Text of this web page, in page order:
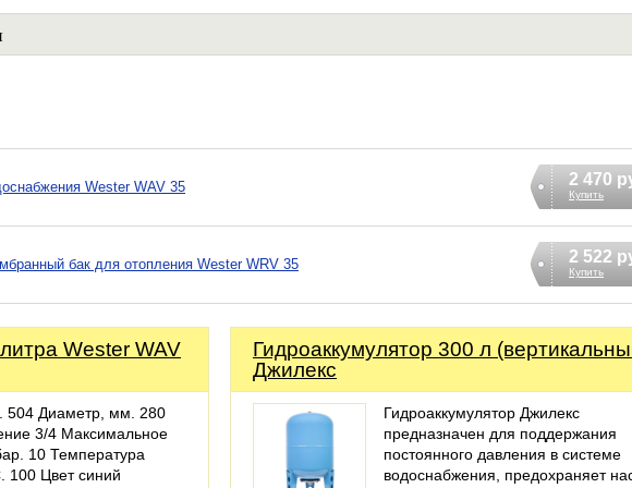
Wester WAV 35 2 470
Купить
бак для отопления Wester WRV 35 2 522
Купить
Wester WAV
504 Диаметр, мм. 280
3/4 Максимальное
10 Температура
100 Цвет синий
Гидроаккумулятор 300 л
Джилекс
Гидроаккумулятор Джилекс
предназначен для поддержания
постоянного давления в системе
водоснабжения, предохраняет